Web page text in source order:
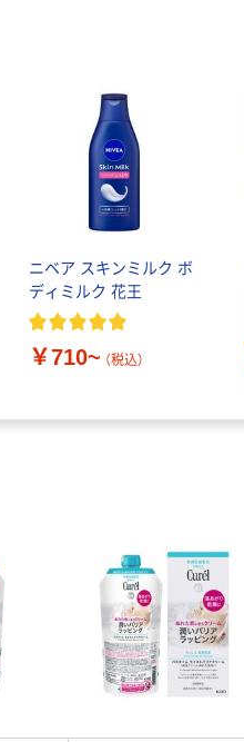
ニベア スキンミルク ボ
ディミルク 花王
￥710~ （税込）